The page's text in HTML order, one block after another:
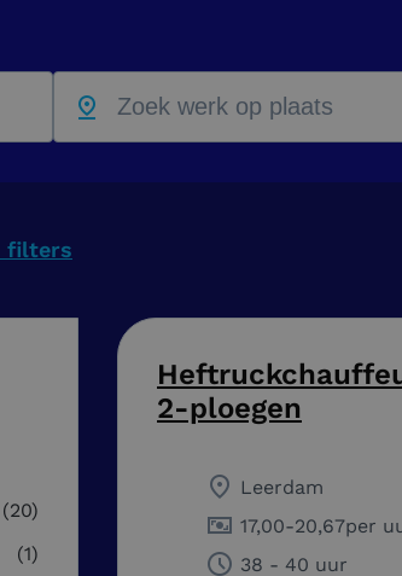
filters
20
1
2-ploegen
Leerdam
17,00-20,67per
38 - 40 uur